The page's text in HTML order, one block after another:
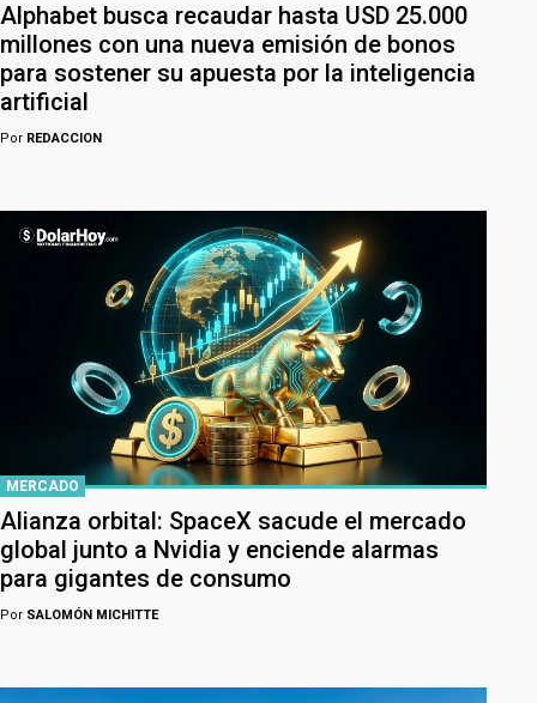
Alphabet busca recaudar hasta USD 25.000
millones con una nueva emisión de bonos
para sostener su apuesta por la inteligencia
artificial
Por REDACCION
MERCADO
Alianza orbital: SpaceX sacude el mercado
global junto a Nvidia y enciende alarmas
para gigantes de consumo
Por SALOMÓN MICHITTE